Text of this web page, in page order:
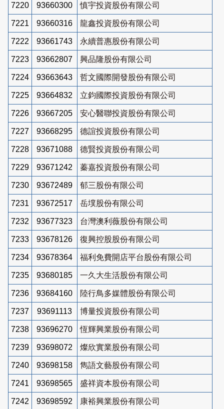
7220 93660300 慎宇投資股份有限公司
7221 93660316 龍鑫投資股份有限公司
7222 93661743 永續普惠股份有限公司
7223 93662807 興品隆股份有限公司
7224 93663643 哲文國際開發股份有限公司
7225 93664832 立鈞國際投資股份有限公司
7226 93667205 安心醫聯投資股份有限公司
7227 93668295 德誼投資股份有限公司
7228 93671088 德賢投資股份有限公司
7229 93671242 蓁嘉投資股份有限公司
7230 93672489 郁三股份有限公司
7231 93672517 岳墣股份有限公司
7232 93677323 台灣澳利薇股份有限公司
7233 93678126 復興控股股份有限公司
7234 93678364 福利免費開店平台股份有限公司
7235 93680185 一久大生活股份有限公司
7236 93684160 陸行鳥多媒體股份有限公司
7237 93691113 博量投資股份有限公司
7238 93696270 恆輝興業股份有限公司
7239 93698072 燦欣實業股份有限公司
7240 93698158 雋語文藝股份有限公司
7241 93698565 盛祥資本股份有限公司
7242 93698592 康裕興業股份有限公司